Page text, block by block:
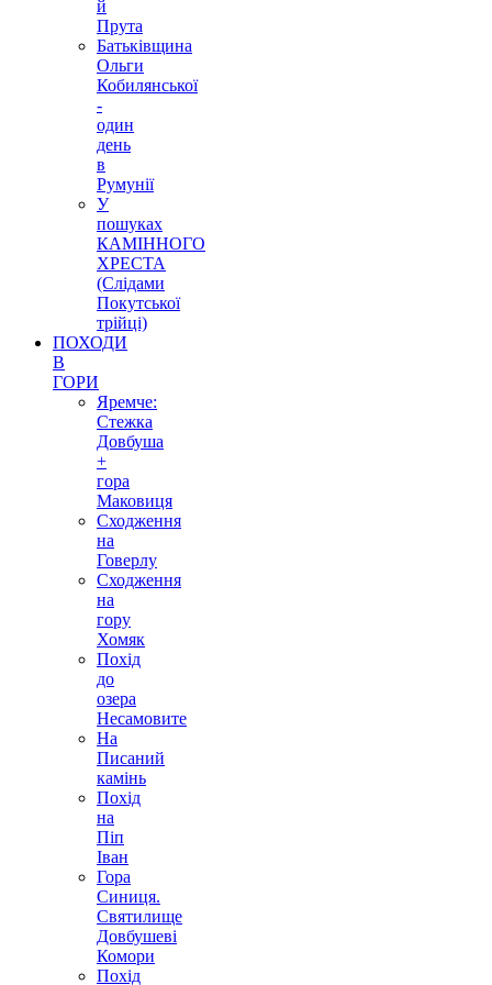
й
Прута
Батьківщина
Ольги
Кобилянської
-
один
день
в
Румунії
У
пошуках
КАМІННОГО
ХРЕСТА
(Слідами
Покутської
трійці)
ПОХОДИ
В
ГОРИ
Яремче:
Стежка
Довбуша
+
гора
Маковиця
Сходження
на
Говерлу
Сходження
на
гору
Хомяк
Похід
до
озера
Несамовите
На
Писаний
камінь
Похід
на
Піп
Іван
Гора
Синиця.
Святилище
Довбушеві
Комори
Похід